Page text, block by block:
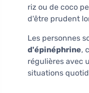
riz ou de coco
d'être prudent
Les personnes
d'épinéphrine,
régulières avec
situations